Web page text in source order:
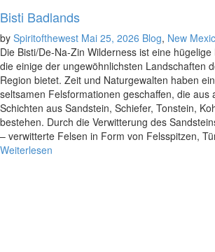
Bisti Badlands
by Spiritofthewest Mai 25, 2026 Blog, New
Die Bisti/De-Na-Zin Wilderness ist eine
die einige der ungewöhnlichsten Landschaften
Region bietet. Zeit und Naturgewalten haben
seltsamen Felsformationen geschaffen, die aus
Schichten aus Sandstein, Schiefer, Tonstein,
bestehen. Durch die Verwitterung des
– verwitterte Felsen in Form von Felsspitzen,
Weiterlesen